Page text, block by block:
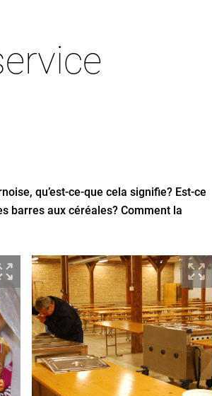
qu’est-ce-que cela signifie? Est-ce
barres aux céréales? Comment la